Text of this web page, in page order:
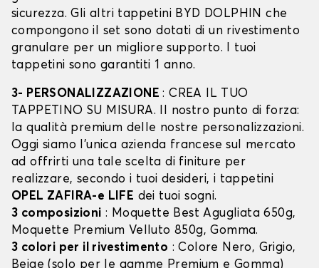
sicurezza. Gli altri tappetini BYD DOLPHIN che
compongono il set sono dotati di un rivestimento
granulare per un migliore supporto. I tuoi
tappetini sono garantiti 1 anno.
3- PERSONALIZZAZIONE: CREA IL TUO
TAPPETINO SU MISURA. Il nostro punto di forza:
la qualità premium delle nostre personalizzazioni.
Oggi siamo l’unica azienda francese sul mercato
ad offrirti una tale scelta di finiture per
realizzare, secondo i tuoi desideri, i tappetini
OPEL ZAFIRA-e LIFE dei tuoi sogni.
3 composizioni : Moquette Best Agugliata 650g,
Moquette Premium Velluto 850g, Gomma.
3 colori per il rivestimento : Colore Nero, Grigio,
Beige (solo per le gamme Premium e Gomma)